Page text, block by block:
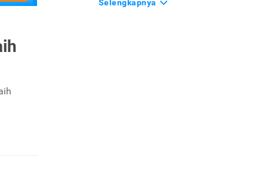
Selengkapnya